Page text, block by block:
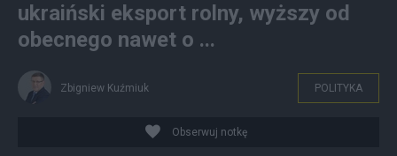
ukraiński eksport rolny, wyższy od
obecnego nawet o ...
Zbigniew Kuźmiuk POLITYKA
Obserwuj notkę